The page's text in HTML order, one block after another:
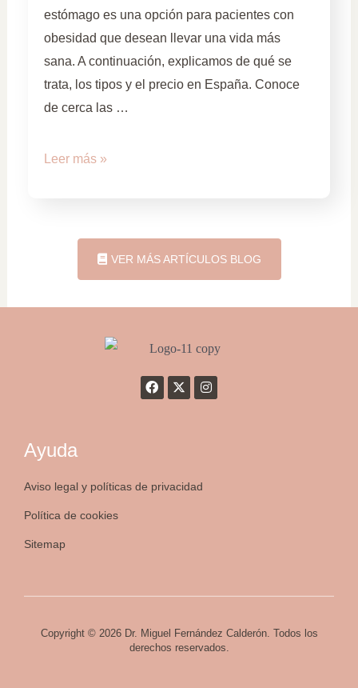
estómago es una opción para pacientes con
obesidad que desean llevar una vida más
sana. A continuación, explicamos de qué se
trata, los tipos y el precio en España. Conoce
de cerca las …
Leer más »
VER MÁS ARTÍCULOS BLOG
Ayuda
Aviso legal y políticas de privacidad
Política de cookies
Sitemap
Copyright © 2026 Dr. Miguel Fernández Calderón. Todos los
derechos reservados.